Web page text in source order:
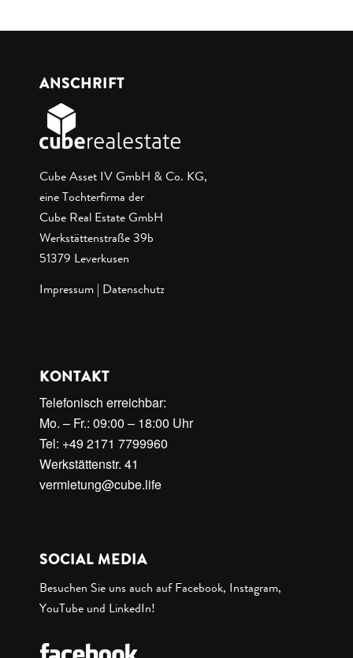
ANSCHRIFT
Cube Asset IV GmbH & Co. KG,
eine Tochterfirma der
Cube Real Estate GmbH
Werkstättenstraße 39b
51379 Leverkusen
Impressum Datenschutz
KONTAKT
Telefonisch erreichbar:
Mo. – Fr.: 09:00 – 18:00 Uhr
Tel: +49 2171 7799960
Werkstättenstr. 41
vermietung@cube.life
SOCIAL MEDIA
Besuchen Sie uns auch auf Facebook, Instagram,
YouTube und LinkedIn!